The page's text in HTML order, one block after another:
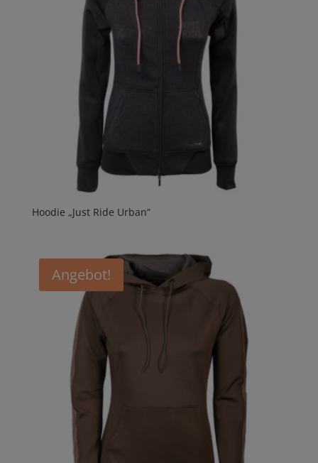
Hoodie „Just Ride Urban“
Angebot!